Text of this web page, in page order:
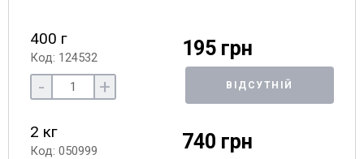
400 г
Код: 124532 195 грн
- + ВІДСУТНІЙ
2 кг
Код: 050999 740 грн